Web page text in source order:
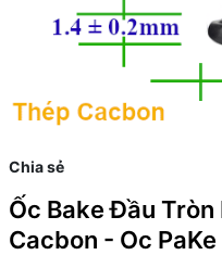
Chia sẻ
Ốc Bake Đầu
Cacbon - Oc